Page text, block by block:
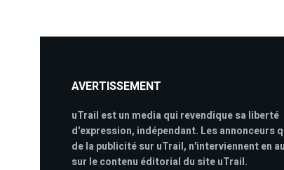
AVERTISSEMENT
uTrail est un media qui revendique sa liberté
d'expression, indépendant. Les annonceurs
de la publicité sur uTrail, n'interviennent en
sur le contenu éditorial du site uTrail.